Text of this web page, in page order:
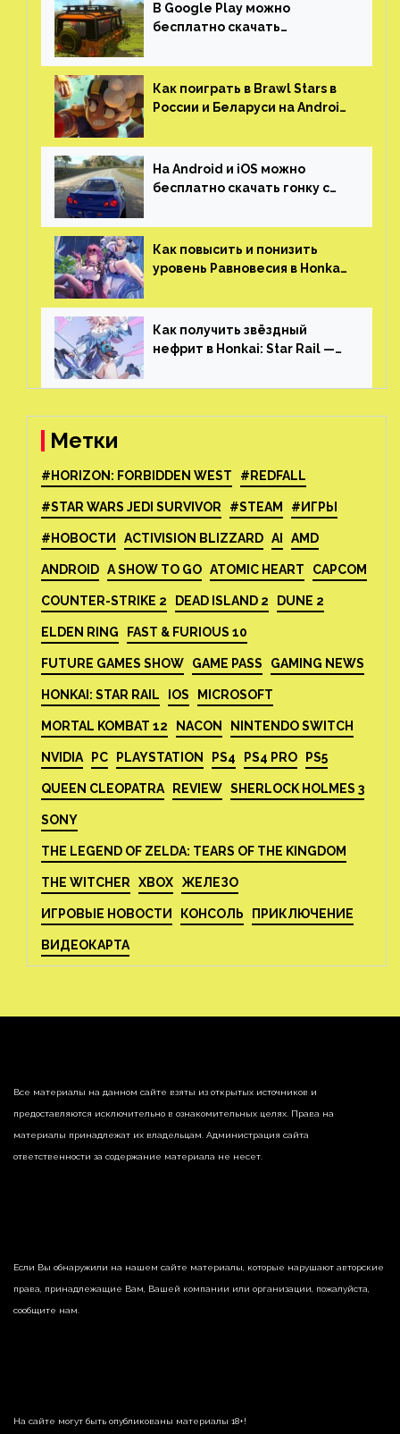
В Google Play можно
бесплатно скачать
открытым миром, прокачкой,
гонками и тюнингом машины
Как поиграть в Brawl Stars в
России и Беларуси на Android
На Android и iOS можно
бесплатно скачать гонку с
который больше, чем в
Skyrim и GTA: San Andreas
Как повысить и понизить
уровень Равновесия в Honkai:
Как получить звёздный
нефрит в Honkai: Star Rail —
Метки
#HORIZON: FORBIDDEN WEST #REDFALL
#STAR WARS JEDI SURVIVOR #STEAM #ИГРЫ
#НОВОСТИ ACTIVISION BLIZZARD AI AMD
ANDROID A SHOW TO GO ATOMIC HEART CAPCOM
COUNTER-STRIKE 2 DEAD ISLAND 2 DUNE 2
ELDEN RING FAST & FURIOUS 10
FUTURE GAMES SHOW GAME PASS GAMING NEWS
HONKAI: STAR RAIL IOS MICROSOFT
MORTAL KOMBAT 12 NACON NINTENDO SWITCH
NVIDIA PC PLAYSTATION PS4 PS4 PRO PS5
QUEEN CLEOPATRA REVIEW SHERLOCK HOLMES 3
SONY
THE LEGEND OF ZELDA: TEARS OF THE KINGDOM
THE WITCHER XBOX ЖЕЛЕЗО
ИГРОВЫЕ НОВОСТИ КОНСОЛЬ ПРИКЛЮЧЕНИЕ
ВИДЕОКАРТА
Все материалы на данном сайте взяты из открытых источников и
предоставляются исключительно в ознакомительных целях. Права на
материалы принадлежат их владельцам. Администрация сайта
ответственности за содержание материала не несет.
Если Вы обнаружили на нашем сайте материалы, которые нарушают авторские
права, принадлежащие Вам, Вашей компании или организации, пожалуйста,
сообщите нам.
На сайте могут быть опубликованы материалы 18+!